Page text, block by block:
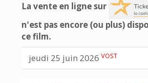
La vente en ligne sur
n'est pas encore (ou plus)
ce film.
jeudi 25 juin 2026 VOST